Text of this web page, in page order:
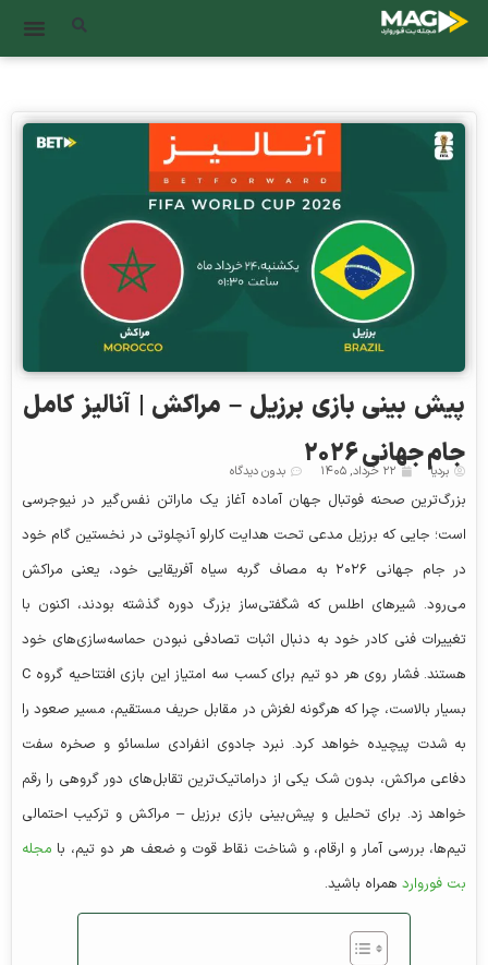
پیش‌ بینی بازی برزیل – مراکش | آنالیز کامل
جام جهانی ۲۰۲۶
بردیا ۲۲ خرداد, ۱۴۰۵ بدون دیدگاه
بزرگ‌ترین صحنه فوتبال جهان آماده آغاز یک ماراتن نفس‌گیر در نیوجرسی
است؛ جایی که برزیل مدعی تحت هدایت کارلو آنچلوتی در نخستین گام خود
در جام جهانی ۲۰۲۶ به مصاف گربه سیاه آفریقایی خود، یعنی مراکش
می‌رود. شیرهای اطلس که شگفتی‌ساز بزرگ دوره گذشته بودند، اکنون با
تغییرات فنی کادر خود به دنبال اثبات تصادفی نبودن حماسه‌سازی‌های خود
هستند. فشار روی هر دو تیم برای کسب سه امتیاز این بازی افتتاحیه گروه C
بسیار بالاست، چرا که هرگونه لغزش در مقابل حریف مستقیم، مسیر صعود را
به شدت پیچیده خواهد کرد. نبرد جادوی انفرادی سلسائو و صخره سفت
دفاعی مراکش، بدون شک یکی از دراماتیک‌ترین تقابل‌های دور گروهی را رقم
خواهد زد. برای تحلیل و پیش‌بینی بازی برزیل – مراکش و ترکیب احتمالی
تیم‌ها، بررسی آمار و ارقام، و شناخت نقاط قوت و ضعف هر دو تیم، با مجله
بت فورواردهمراه باشید.